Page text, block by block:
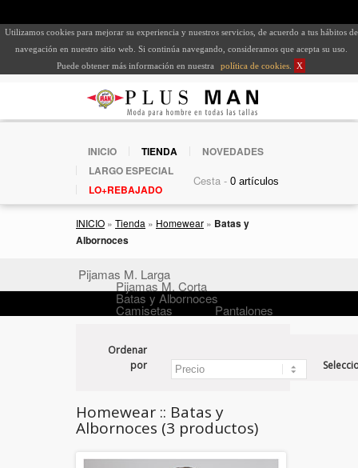
Utilizamos cookies para mejorar su experiencia y nuestros servicios, de acuerdo a tus hábitos de
navegación en nuestro sitio web. Si continúa navegando, consideramos que acepta su uso.
Puede obtener más información en nuestra
política de cookies X
INICIO TIENDA
NOVEDADES
LARGO ESPECIAL
LO+REBAJADO
Cesta -
INICIO » Tienda » Homewear » Batas y
Albornoces
Pijamas M. Larga
Pijamas M. Corta
Batas y Albornoces
Camisetas Pantalones
Ordenar
por
Homewear :: Batas y
Albornoces (3 productos)